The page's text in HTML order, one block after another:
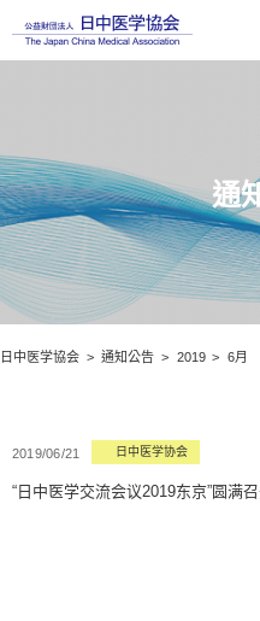
通
日中医学協会 通知公告 2019 6月
2019/06/21 日中医学协会
“日中医学交流会议2019东京”圆满